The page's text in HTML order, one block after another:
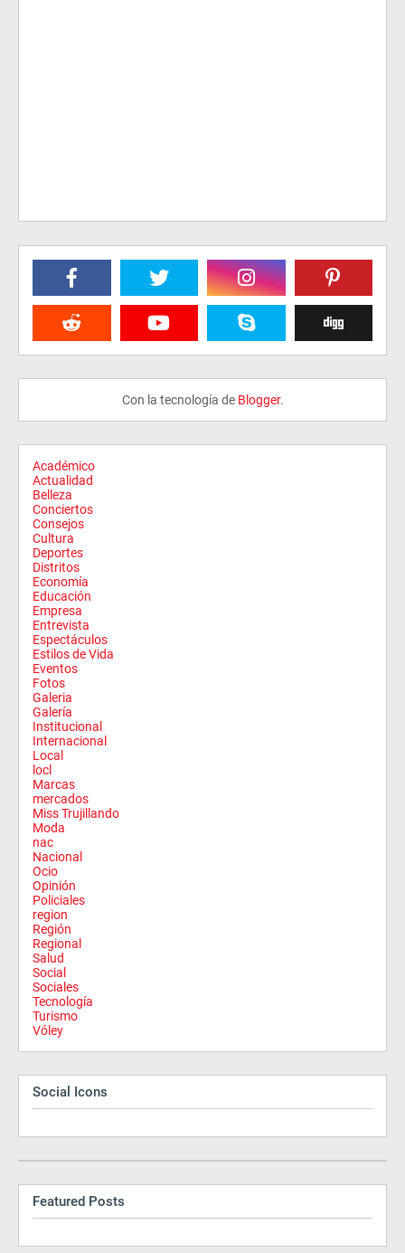
Con la tecnología de Blogger.
Académico
Actualidad
Belleza
Conciertos
Consejos
Cultura
Deportes
Distritos
Economía
Educación
Empresa
Entrevista
Espectáculos
Estilos de Vida
Eventos
Fotos
Galeria
Galería
Institucional
Internacional
Local
locl
Marcas
mercados
Miss Trujillando
Moda
nac
Nacional
Ocio
Opinión
Policiales
region
Región
Regional
Salud
Social
Sociales
Tecnología
Turismo
Vóley
Social Icons
Featured Posts